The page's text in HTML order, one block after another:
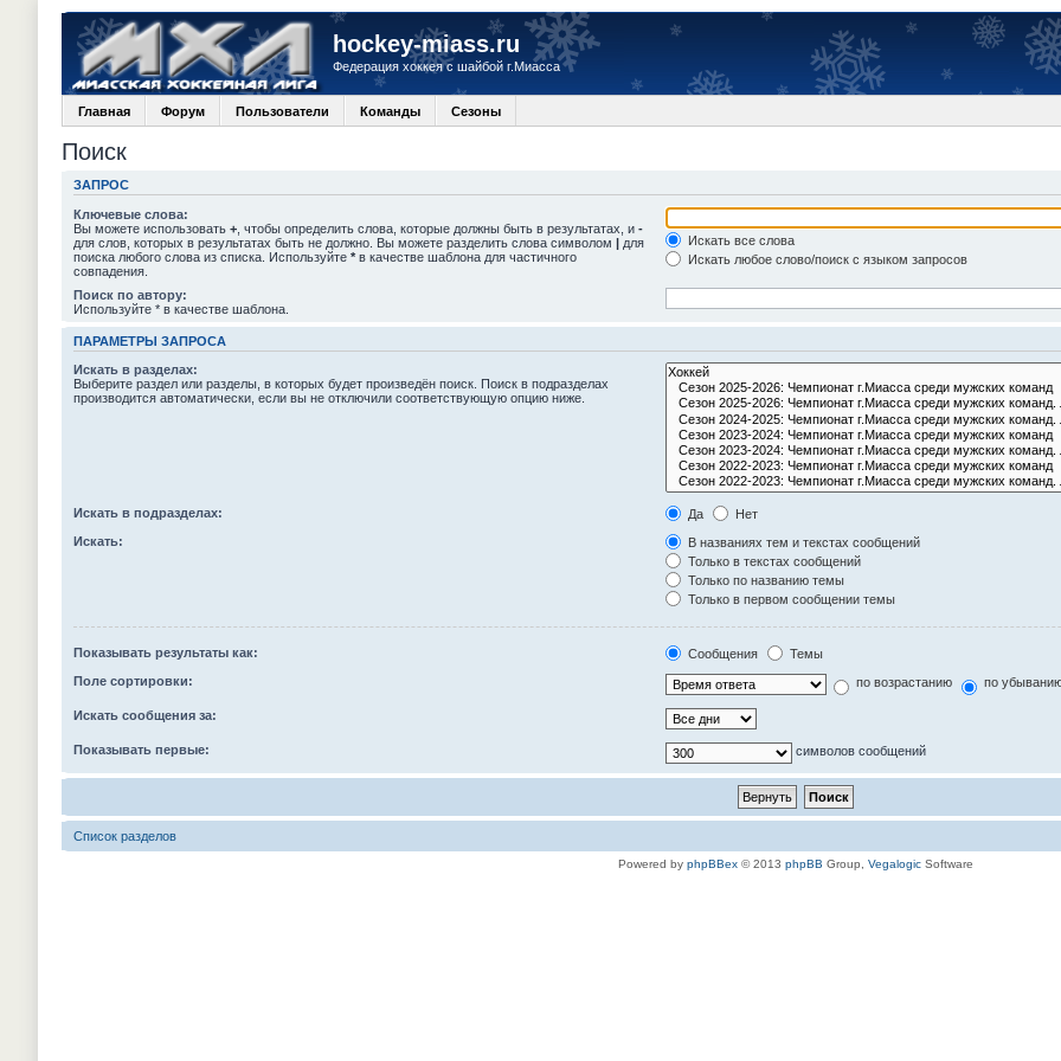
hockey-miass.ru
Федерация хоккея с шайбой г.Миасса
Главная Форум Пользователи Команды Сезоны
Поиск
ЗАПРОС
Ключевые слова:
Вы можете использовать + , чтобы определить слова, которые должны быть в результатах, и -
для слов, которых в результатах быть не должно. Вы можете разделить слова символом | для
поиска любого слова из списка. Используйте * в качестве шаблона для частичного
совпадения.
Искать все слова
Искать любое слово/поиск с языком запросов
Поиск по автору:
Используйте * в качестве шаблона.
ПАРАМЕТРЫ ЗАПРОСА
Искать в разделах:
Выберите раздел или разделы, в которых будет произведён поиск. Поиск в подразделах
производится автоматически, если вы не отключили соответствующую опцию ниже.
Искать в подразделах: Да
Нет
Искать:
В названиях тем и текстах сообщений
Только в текстах сообщений
Только по названию темы
Только в первом сообщении темы
Показывать результаты как: Сообщения
Темы
Поле сортировки:
по возрастанию по
Искать сообщения за:
Показывать первые: символов сообщений
Список разделов
Powered by phpBBex © 2013 phpBB Group, Vegalogic Software